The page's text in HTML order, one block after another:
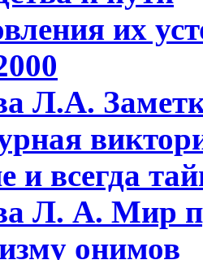
их
Л.А.
и всегда
Л. А. Мир
онимов